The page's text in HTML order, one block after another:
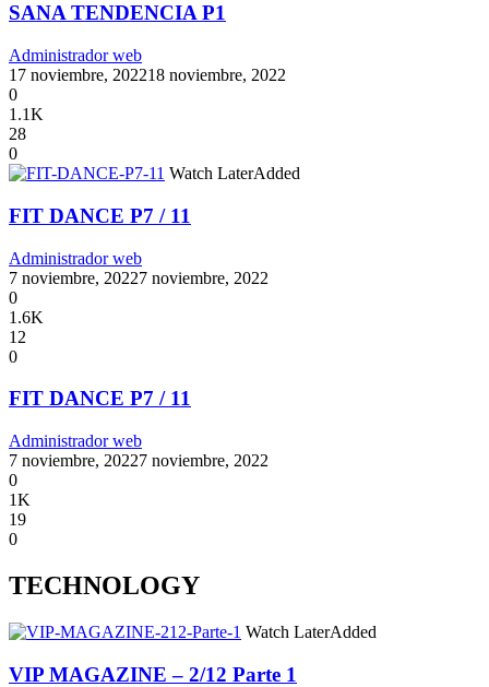
SANA TENDENCIA P1
Administrador web
17 noviembre, 202218 noviembre, 2022
0
1.1K
28
0
Watch LaterAdded
FIT DANCE P7 / 11
Administrador web
7 noviembre, 20227 noviembre, 2022
0
1.6K
12
0
FIT DANCE P7 / 11
Administrador web
7 noviembre, 20227 noviembre, 2022
0
1K
19
0
TECHNOLOGY
Watch LaterAdded
VIP MAGAZINE – 2/12 Parte 1